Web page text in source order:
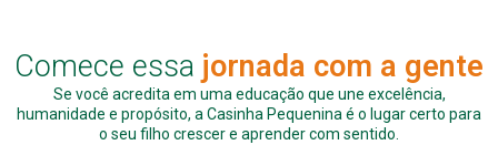
Comece essa jornada com a gente
Se você acredita em uma educação que une excelência,
humanidade e propósito, a Casinha Pequenina é o lugar certo para
o seu filho crescer e aprender com sentido.